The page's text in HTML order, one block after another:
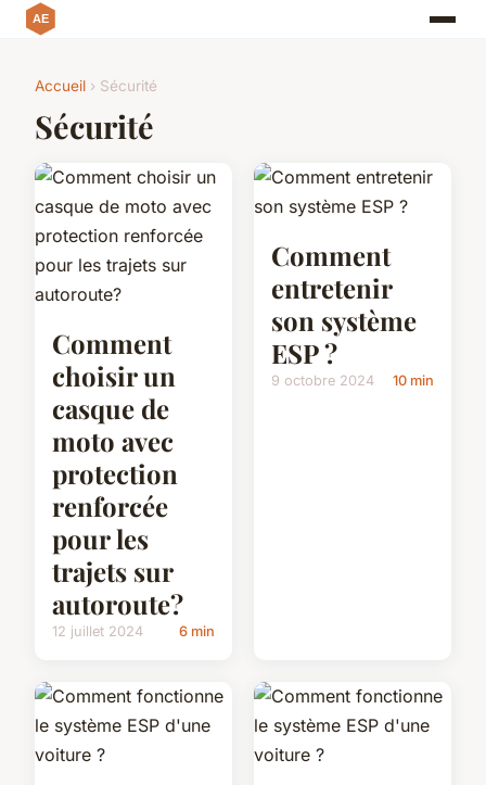
Accueil › Sécurité
Sécurité
Comment
choisir un
casque de
moto avec
protection
renforcée
pour les
trajets sur
autoroute?
12 juillet 2024 6 min
Comment
entretenir
son système
ESP ?
9 octobre 2024 10 min